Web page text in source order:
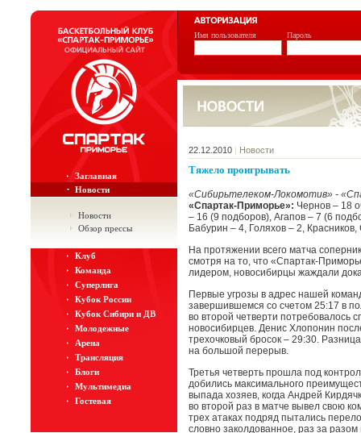
Имя пользователя Пароль
Заглавная
Новости
Новости
Обзор прессы
Клуб
Команда
Суперлига
Кубок России
Кубок Сибири и ДВ
Молодежные
Арена
Трансляция
Блоги
Мультимедиа
Гостевая
22.12.2010 | Новости
Тяжело проигрывать
«Сибирьтелеком-Локомотив» -
«Спартак-Приморье»: Чернов – 18
– 16 (9 подборов), Агапов – 7 (6
Бабурин – 4, Голяхов – 2,
На протяжении всего матча
смотря на то, что «Спартак-
лидером, новосибирцы жаждали
Первые угрозы в адрес нашей
завершившемся со счетом 25:17 в
во второй четверти потребовалось
новосибирцев. Денис Хлопонин
трехочковый бросок – 29:30.
на большой перерыв.
Третья четверть прошла под
добились максимального
выпада хозяев, когда Андрей
во второй раз в матче вывел свою
трех атаках подряд пытались
словно заколдованное, раз за